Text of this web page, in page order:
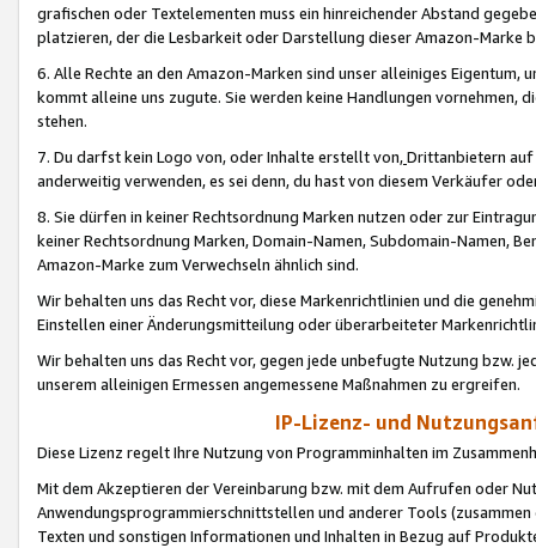
grafischen oder Textelementen muss ein hinreichender Abstand
platzieren, der die Lesbarkeit oder Darstellung dieser Amazon-Marke
6. Alle Rechte an den Amazon-Marken sind unser alleiniges
kommt alleine uns zugute. Sie werden keine Handlungen vornehmen,
stehen.
7. Du darfst kein Logo von, oder Inhalte erstellt von,Drittanbietern auf
anderweitig verwenden, es sei denn, du hast von diesem Verkäufer
8. Sie dürfen in keiner Rechtsordnung Marken nutzen oder zur
keiner Rechtsordnung Marken, Domain-Namen, Subdomain-Namen,
Amazon-Marke zum Verwechseln ähnlich sind.
Wir behalten uns das Recht vor, diese Markenrichtlinien und die
Einstellen einer Änderungsmitteilung oder überarbeiteter
Wir behalten uns das Recht vor, gegen jede unbefugte Nutzung bzw.
unserem alleinigen Ermessen angemessene Maßnahmen zu ergreifen.
IP-Lizenz- und
Diese Lizenz regelt Ihre Nutzung von Programminhalten im
Mit dem Akzeptieren der Vereinbarung bzw. mit dem Aufrufen oder
Anwendungsprogrammierschnittstellen und anderer Tools (zusammen
Texten und sonstigen Informationen und Inhalten in Bezug auf